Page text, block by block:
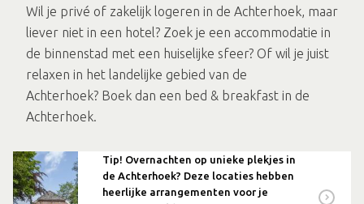
Wil je privé of zakelijk logeren in de Achterhoek, maar
liever niet in een hotel? Zoek je een accommodatie in
de binnenstad met een huiselijke sfeer? Of wil je juist
relaxen in het landelijke gebied van de
Achterhoek? Boek dan een bed & breakfast in de
Achterhoek.
Tip! Overnachten op unieke plekjes in
de Achterhoek? Deze locaties hebben
heerlijke arrangementen voor je